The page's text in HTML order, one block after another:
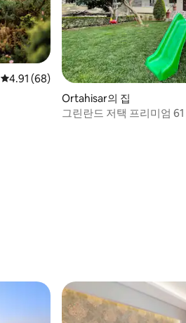
평점 4.91점(5점 만점), 후기 68개
4.91 (68)
Ortahisar의 집
그린란드 저택 프리미엄 61